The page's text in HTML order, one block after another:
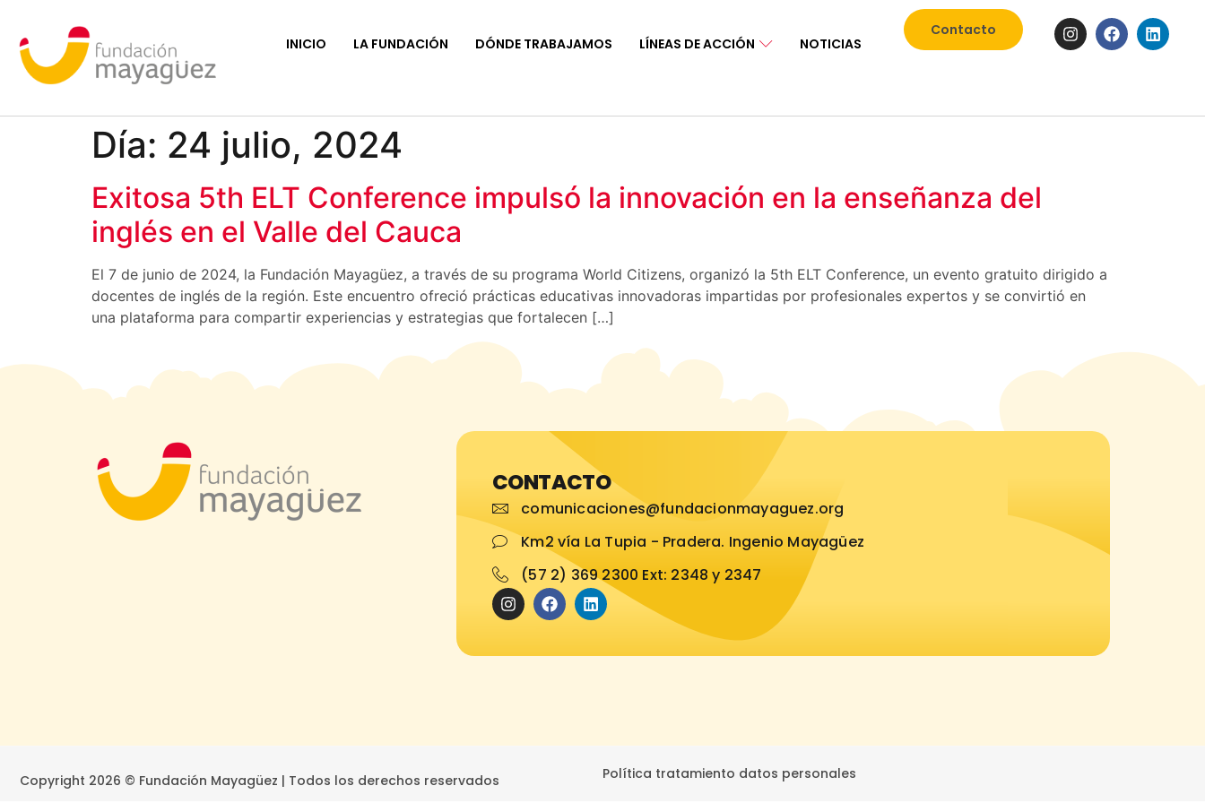
INICIO LA FUNDACIÓN DÓNDE TRABAJAMOS LÍNEAS DE ACCIÓN NOTICIAS
Contacto
Día: 24 julio, 2024
Exitosa 5th ELT Conference impulsó la innovación en la enseñanza del
inglés en el Valle del Cauca
El 7 de junio de 2024, la Fundación Mayagüez, a través de su programa World Citizens, organizó la 5th ELT Conference, un evento gratuito dirigido a
docentes de inglés de la región. Este encuentro ofreció prácticas educativas innovadoras impartidas por profesionales expertos y se convirtió en
una plataforma para compartir experiencias y estrategias que fortalecen […]
CONTACTO
comunicaciones@fundacionmayaguez.org
Km2 vía La Tupia - Pradera. Ingenio Mayagüez
(57 2) 369 2300 Ext: 2348 y 2347
Copyright 2026 © Fundación Mayagüez | Todos los derechos reservados Política tratamiento datos personales